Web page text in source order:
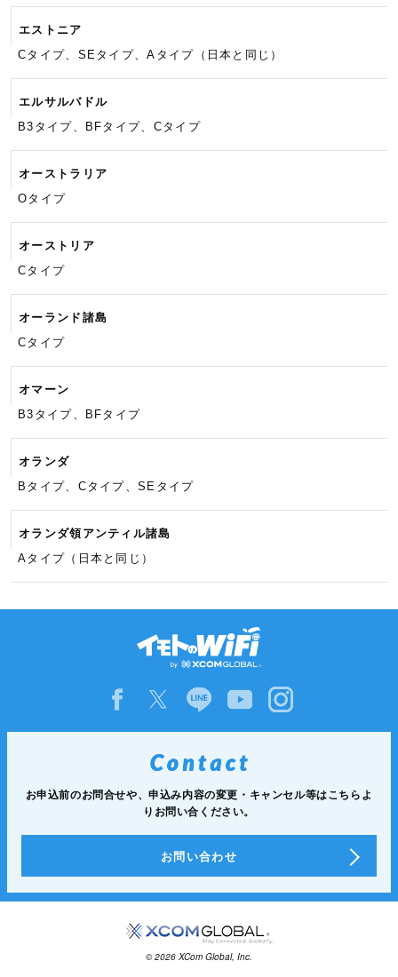
エストニア
Cタイプ、SEタイプ、Aタイプ （日本と同じ）
エルサルバドル
B3タイプ、BFタイプ、Cタイプ
オーストラリア
Oタイプ
オーストリア
Cタイプ
オーランド諸島
Cタイプ
オマーン
B3タイプ、BFタイプ
オランダ
Bタイプ、Cタイプ、SEタイプ
オランダ領アンティル諸島
Aタイプ（日本と同じ）
お申込前のお問合せや、申込み内容の変更・キャンセル等はこちらよ
りお問い合ください。
お問い合わせ
© 2026 XCom Global, Inc.